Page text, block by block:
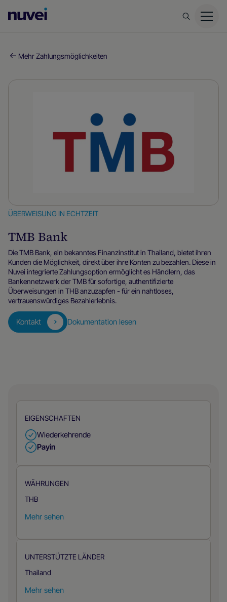
Homepage
Mehr Zahlungsmöglichkeiten
ÜBERWEISUNG IN ECHTZEIT
TMB Bank
Die TMB Bank, ein bekanntes Finanzinstitut in Thailand, bietet ihren
Kunden die Möglichkeit, direkt über ihre Konten zu bezahlen. Diese in
Nuvei integrierte Zahlungsoption ermöglicht es Händlern, das
Bankennetzwerk der TMB für sofortige, authentifizierte
Überweisungen in THB anzuzapfen - für ein nahtloses,
vertrauenswürdiges Bezahlerlebnis.
Kontakt Dokumentation lesen
EIGENSCHAFTEN
Wiederkehrende
Payin
WÄHRUNGEN
THB
Mehr sehen
UNTERSTÜTZTE LÄNDER
Thailand
Mehr sehen